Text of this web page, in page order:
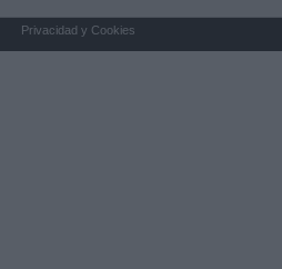
Privacidad y Cookies